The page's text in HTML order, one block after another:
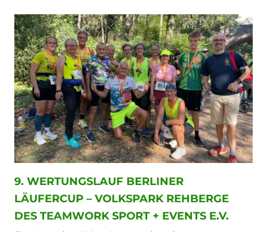
9. WERTUNGSLAUF BERLINER
LÄUFERCUP – VOLKSPARK REHBERGE
DES TEAMWORK SPORT + EVENTS E.V.